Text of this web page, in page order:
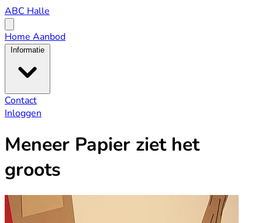
ABC
Halle
ABC Halle
menu
Home Aanbod
Informatie
Contact
Inloggen
Meneer Papier ziet het
groots